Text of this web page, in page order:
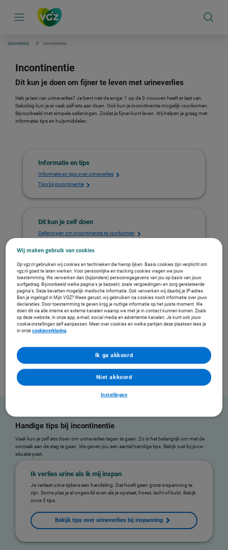
Gezondheid Incontinentie
Incontinentie
Dit kun je doen om fijner te leven met urineverlies
Heb je last van urineverlies? Je bent niet de enige: 1 op de 3 vrouwen heeft er last van.
Gelukkig kun je er vaak zelf iets aan doen. Ook kun je incontinentie mogelijk voorkomen.
Bijvoorbeeld met simpele oefeningen. Zodat je fijner kunt leven. Wij helpen je graag met
informatie, tips en hulpmiddelen.
Informatie en tips
Informatie en tips over urineverlies
Tips bij incontinentie
Dit kun je zelf doen
Oefeningen om incontinentie te voorkomen
Urineverlies meten
Snel een wc vinden
Informatie en tips over urineverlies
Waardoor kun je minder goed je plas ophouden? En kan het eigenlijk kwaad?
Thuisarts.nlgeeft betrouwbare informatie over:
Oorzaken van urineverlies
Wanneer het verstandig is naar de huisarts te gaan
Handige tips bij incontinentie
Vaak kun je zelf iets doen om urineverlies tegen te gaan. Zo is het belangrijk om met de
oorzaak aan de slag te gaan. We geven jou een aantal handige tips. Bekijk wat bij jouw
situatie past.
Ik verlies urine als ik mij inspan
Je verliest urine tijdens een handeling. Dat hoeft geen grote inspanning te
zijn. Soms plas je al ongewild even als je opstaat, hoest, lacht of bukt. Bekijk
onze 5 tips.
Bekijk tips over urineverlies bij inspanning
Wij maken gebruik van cookies
Op vgz.nl gebruiken wij cookies en technieken die hierop lijken. Basis cookies zijn verplicht om
vgz.nl goed te laten werken. Voor persoonlijke en tracking cookies vragen we jouw
toestemming. We verwerken dan (bijzondere) persoonsgegevens van jou op basis van jouw
surfgedrag. Bijvoorbeeld welke pagina’s je bezoekt, zoals vergoedingen- en zorg gerelateerde
pagina’s. Deze bevatten mogelijk medische informatie. Ook verwerken wij daarbij je IP-adres.
Ben je ingelogd in Mijn VGZ? Wees gerust, wij gebruiken via cookies nooit informatie over jouw
declaraties. Door toestemming te geven krijg je nuttige informatie op het juiste moment. We
doen dit via alle interne en externe kanalen waarop we met je in contact kunnen komen. Zoals
op deze website, in onze app, e-mail, social media en advertentie kanalen. Je kunt ook jouw
cookie-instellingen zelf aanpassen. Meer over cookies en welke partijen deze plaatsen lees je
in onzecookieverklaring.
Instellingen
Niet akkoord
Ik ga akkoord